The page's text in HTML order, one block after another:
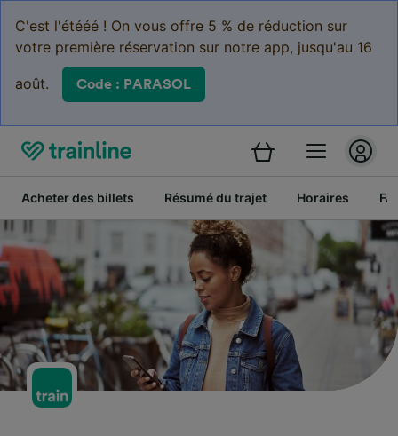
C'est l'étééé ! On vous offre 5 % de réduction sur
votre première réservation sur notre app, jusqu'au 16
août. Code : PARASOL
Acheter des billets Résumé du trajet Horaires